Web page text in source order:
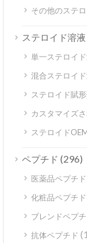
その他のステ
ステロイド溶液
単一ステロイ
混合ステロイ
ステロイド賦
カスタマイズ
ステロイド
ペプチド (296)
医薬品ペプチド
化粧品ペプチド
ブレンドペプチ
抗体ペプチド